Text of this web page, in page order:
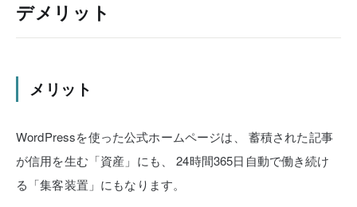
デメリット
メリット
WordPressを使った公式ホームページは、
蓄積された記事
が信用を生む「資産」にも、
24時間365日自動で働き続け
る「集客装置」にもなります。